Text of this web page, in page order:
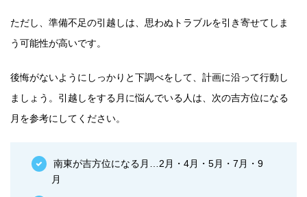
ただし、準備不足の引越しは、思わぬトラブルを引き寄せてしま
う可能性が高いです。
後悔がないようにしっかりと下調べをして、計画に沿って行動し
ましょう。引越しをする月に悩んでいる人は、次の吉方位になる
月を参考にしてください。
南東が吉方位になる月…2月・4月・5月・7月・9
月